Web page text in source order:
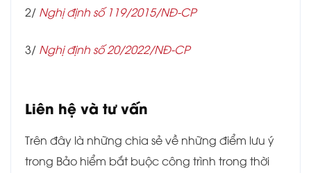
2/ Nghị định số 119/2015/NĐ-CP
3/ Nghị định số 20/2022/NĐ-CP
Liên hệ và tư vấn
Trên đây là những chia sẻ về những điểm lưu ý
trong Bảo hiểm bắt buộc công trình trong thời